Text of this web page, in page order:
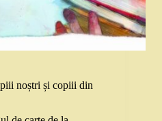
noștri și copiii din